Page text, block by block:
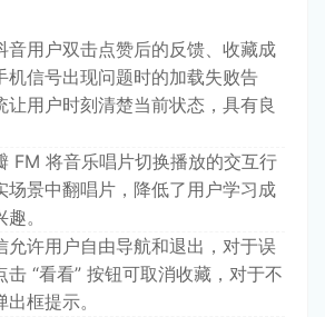
音用户双击点赞后的反馈、收藏成
机信号出现问题时的加载失败告
让用户时刻清楚当前状态，具有良
FM 将音乐唱片切换播放的交互行
场景中翻唱片，降低了用户学习成
。
允许用户自由导航和退出，对于误
“看看” 按钮可取消收藏，对于不
框提示。